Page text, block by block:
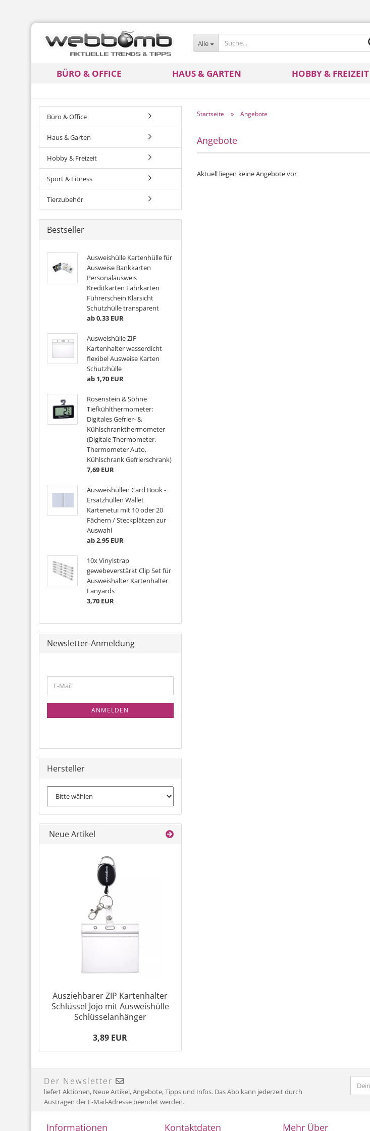
Alle
BÜRO & OFFICE HAUS & GARTEN HOBBY & FREIZEIT
Startseite » Angebote
Angebote
Aktuell liegen keine Angebote vor
Büro & Office
Haus & Garten
Hobby & Freizeit
Sport & Fitness
Tierzubehör
Bestseller
Ausweishülle Kartenhülle für
Ausweise Bankkarten
Personalausweis
Kreditkarten Fahrkarten
Führerschein Klarsicht
Schutzhülle transparent
ab 0,33 EUR
Ausweishülle ZIP
Kartenhalter wasserdicht
flexibel Ausweise Karten
Schutzhülle
ab 1,70 EUR
Rosenstein & Söhne
Tiefkühlthermometer:
Digitales Gefrier- &
Kühlschrankthermometer
(Digitale Thermometer,
Thermometer Auto,
Kühlschrank Gefrierschrank)
7,69 EUR
Ausweishüllen Card Book -
Ersatzhüllen Wallet
Kartenetui mit 10 oder 20
Fächern / Steckplätzen zur
Auswahl
ab 2,95 EUR
10x Vinylstrap
gewebeverstärkt Clip Set für
Ausweishalter Kartenhalter
Lanyards
3,70 EUR
Newsletter-Anmeldung
ZUR
NEWSLETTER-
E-
Mail
ANMELDEN
Hersteller
Neue Artikel
Ausziehbarer ZIP Kartenhalter
Schlüssel Jojo mit Ausweishülle
Schlüsselanhänger
3,89 EUR
Der Newsletter
liefert Aktionen, Neue Artikel, Angebote, Tipps und Infos. Das Abo kann jederzeit durch
Austragen der E-Mail-Adresse beendet werden.
Informationen Kontaktdaten Mehr Über